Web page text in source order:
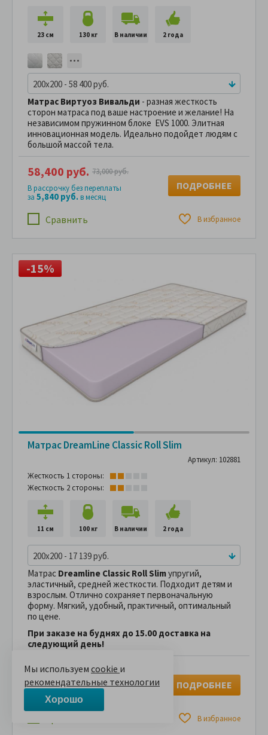
23 см 130 кг В наличии 2 года
200x200 - 58 400 руб.
Матрас Виртуоз Вивальди - разная жесткость
сторон матраса под ваше настроение и желание! На
независимом пружинном блоке EVS 1000. Элитная
инновационная модель. Идеально подойдет людям с
большой массой тела.
Сравнить В избранное
58,400 руб. 73,000 руб.
В рассрочку без переплаты
за 5,840 руб.в месяц
ПОДРОБНЕЕ
-15%
Матрас DreamLine Classic Roll Slim
Артикул: 102881
Жесткость 1 стороны:
Жесткость 2 стороны:
11 см 100 кг В наличии 2 года
200x200 - 17 139 руб.
Матрас Dreamline Classic Roll Slimупругий,
эластичный, средней жесткости. Подходит детям и
взрослым. Отлично сохраняет первоначальную
форму. Мягкий, удобный, практичный, оптимальный
по цене.
При заказе на буднях до 15.00 доставка на
следующий день!
В избранное
17,139 руб. 20,164 руб.
В рассрочку без переплаты
1,713 руб.в месяц
ПОДРОБНЕЕ
Мы используем cookie и
рекомендательные технологии
Хорошо